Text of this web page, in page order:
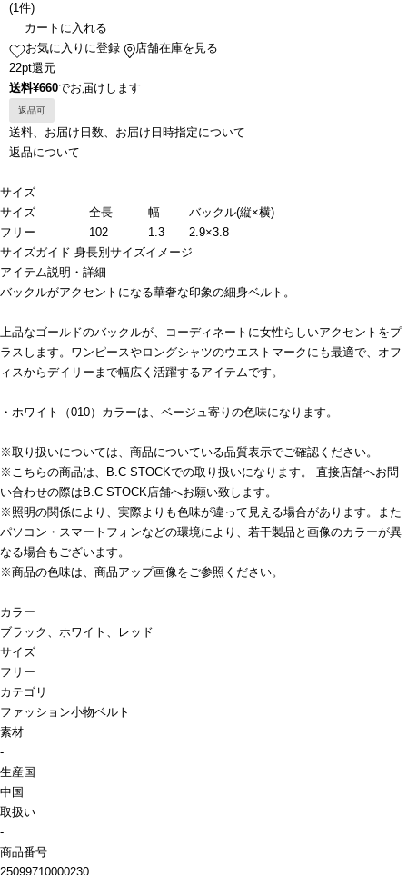
(1件)
カートに入れる
お気に入りに登録
店舗在庫を見る
22pt還元
送料¥660でお届けします
返品可
送料、お届け日数、お届け日時指定について
返品について
サイズ
サイズ
全長 幅
バックル(縦×横)
フリー
102 1.3
2.9×3.8
サイズガイド 身長別サイズイメージ
アイテム説明・詳細
バックルがアクセントになる華奢な印象の細身ベルト。
上品なゴールドのバックルが、コーディネートに女性らしいアクセントをプ
ラスします。ワンピースやロングシャツのウエストマークにも最適で、オフ
ィスからデイリーまで幅広く活躍するアイテムです。
・ホワイト（010）カラーは、ベージュ寄りの色味になります。
※取り扱いについては、商品についている品質表示でご確認ください。
※こちらの商品は、B.C STOCKでの取り扱いになります。 直接店舗へお問
い合わせの際はB.C STOCK店舗へお願い致します。
※照明の関係により、実際よりも色味が違って見える場合があります。また
パソコン・スマートフォンなどの環境により、若干製品と画像のカラーが異
なる場合もございます。
※商品の色味は、商品アップ画像をご参照ください。
カラー
ブラック、ホワイト、レッド
サイズ
フリー
カテゴリ
ファッション小物ベルト
素材
-
生産国
中国
取扱い
-
商品番号
25099710000230